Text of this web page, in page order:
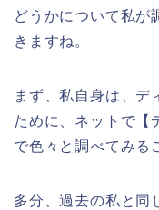
どうかについて私が
きますね。
まず、私自身は、デ
ために、ネットで
で色々と調べてみる
多分、過去の私と同